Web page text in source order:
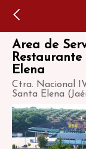
Area de
Elena
Ctra. Nacional
Santa Elena
authorized to
ID 546ddaab-
the domain group
the domain.